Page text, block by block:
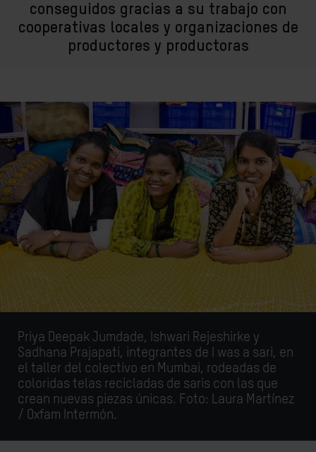
conseguidos gracias a su trabajo con
cooperativas locales y organizaciones de
productores y productoras
Priya Deepak Jumdade, Ishwari Rejeshirke y
Sadhana Prajapati, integrantes de I was a sari, en
el taller del colectivo en Mumbai, rodeadas de
coloridas telas recicladas de saris con las que
crean nuevas piezas únicas. Foto: Laura Martínez
/ Oxfam Intermón.